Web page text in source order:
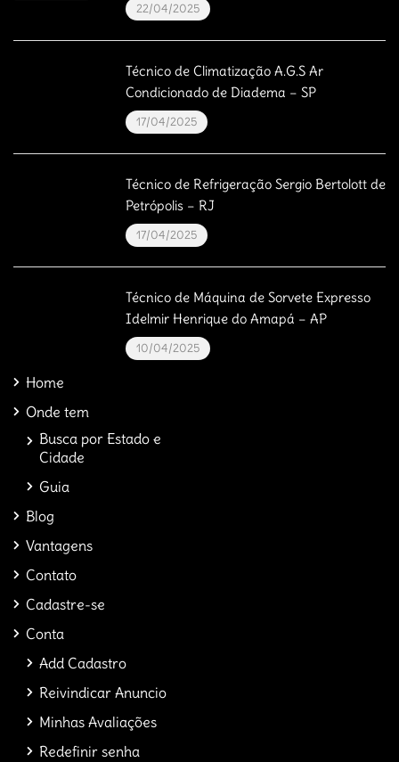
22/04/2025
Técnico de Climatização A.G.S Ar
Condicionado de Diadema – SP
17/04/2025
Técnico de Refrigeração Sergio Bertolott de
Petrópolis – RJ
17/04/2025
Técnico de Máquina de Sorvete Expresso
Idelmir Henrique do Amapá – AP
10/04/2025
Home
Onde tem
Busca por Estado e
Cidade
Guia
Blog
Vantagens
Contato
Cadastre-se
Conta
Add Cadastro
Reivindicar Anuncio
Minhas Avaliações
Redefinir senha